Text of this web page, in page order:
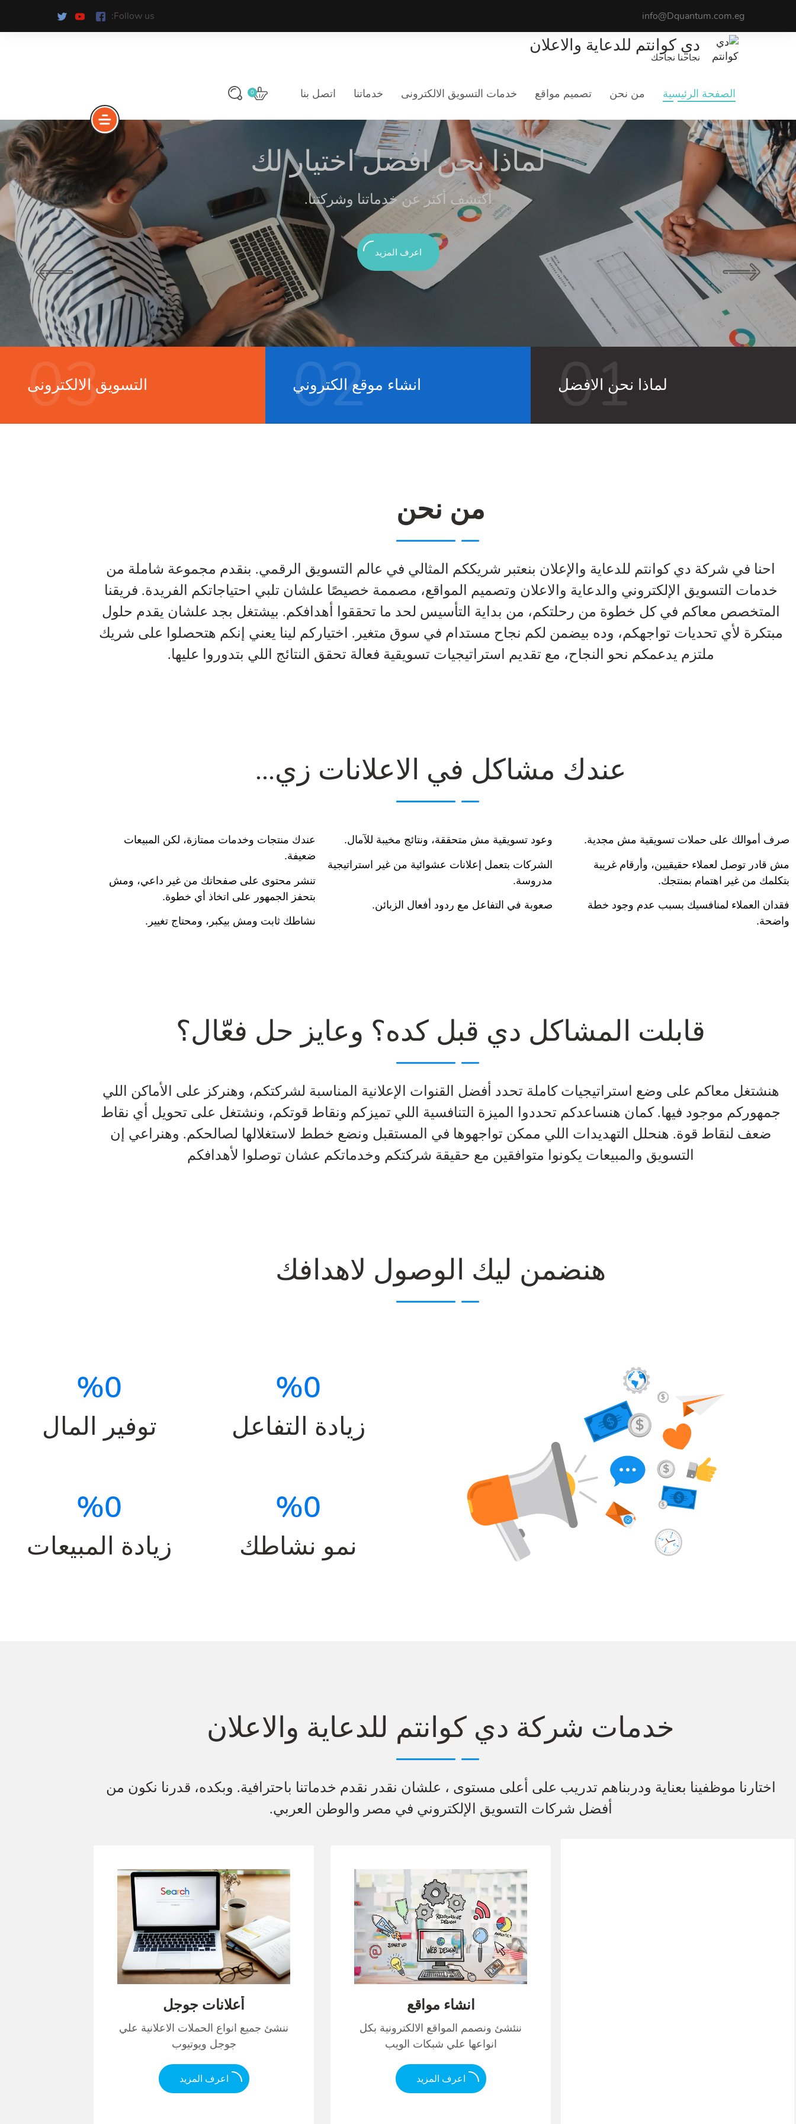
info@Dquantum.com.eg
Follow us:
دي كوانتم للدعاية والاعلان
نجاحنا نجاحك
الصفحة الرئيسية من نحن تصميم مواقع خدمات التسويق الالكترونى خدماتنا اتصل بنا 0
لماذا نحن افضل اختيار لك
.أكتشف أكثر عن خدماتنا وشركتنا
اعرف المزيد
لماذا نحن الافضل
01 انشاء موقع الكتروني
02 التسويق الالكترونى
03
من نحن
احنا في شركة دي كوانتم للدعاية والإعلان بنعتبر شريككم المثالي في عالم التسويق الرقمي. بنقدم مجموعة شاملة من
خدمات التسويق الإلكتروني والدعاية والاعلان وتصميم المواقع، مصممة خصيصًا علشان تلبي احتياجاتكم الفريدة. فريقنا
المتخصص معاكم في كل خطوة من رحلتكم، من بداية التأسيس لحد ما تحققوا أهدافكم. بيشتغل بجد علشان يقدم حلول
مبتكرة لأي تحديات تواجهكم، وده بيضمن لكم نجاح مستدام في سوق متغير. اختياركم لينا يعني إنكم هتحصلوا على شريك
ملتزم يدعمكم نحو النجاح، مع تقديم استراتيجيات تسويقية فعالة تحقق النتائج اللي بتدوروا عليها.
عندك مشاكل في الاعلانات زي...
صرف أموالك على حملات تسويقية مش مجدية.
مش قادر توصل لعملاء حقيقيين، وأرقام غريبة
بتكلمك من غير اهتمام بمنتجك.
فقدان العملاء لمنافسيك بسبب عدم وجود خطة
واضحة.
وعود تسويقية مش متحققة، ونتائج مخيبة للآمال.
الشركات بتعمل إعلانات عشوائية من غير استراتيجية
مدروسة.
صعوبة في التفاعل مع ردود أفعال الزبائن.
عندك منتجات وخدمات ممتازة، لكن المبيعات
ضعيفة.
تنشر محتوى على صفحاتك من غير داعي، ومش
بتحفز الجمهور على اتخاذ أي خطوة.
نشاطك ثابت ومش بيكبر، ومحتاج تغيير.
قابلت المشاكل دي قبل كده؟ وعايز حل فعّال؟
هنشتغل معاكم على وضع استراتيجيات كاملة تحدد أفضل القنوات الإعلانية المناسبة لشركتكم، وهنركز على الأماكن اللي
جمهوركم موجود فيها. كمان هنساعدكم تحددوا الميزة التنافسية اللي تميزكم ونقاط قوتكم، ونشتغل على تحويل أي نقاط
ضعف لنقاط قوة. هنحلل التهديدات اللي ممكن تواجهوها في المستقبل ونضع خطط لاستغلالها لصالحكم. وهنراعي إن
التسويق والمبيعات يكونوا متوافقين مع حقيقة شركتكم وخدماتكم عشان توصلوا لأهدافكم
هنضمن ليك الوصول لاهدافك
0
%
زيادة التفاعل
0
%
نمو نشاطك
0
%
توفير المال
0
%
زيادة المبيعات
خدمات شركة دي كوانتم للدعاية والاعلان
اختارنا موظفينا بعناية ودربناهم تدريب على أعلى مستوى ، علشان نقدر نقدم خدماتنا باحترافية. وبكده، قدرنا نكون من
أفضل شركات التسويق الإلكتروني في مصر والوطن العربي.
انشاء مواقع
ننئشئ ونصمم المواقع الالكترونية بكل
انواعها علي شبكات الويب
اعرف المزيد
أعلانات جوجل
ننشئ جميع انواع الحملات الاعلانية علي
جوجل ويوتيوب
اعرف المزيد